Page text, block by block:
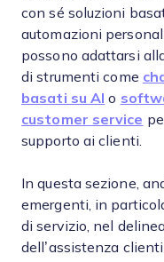
con sé soluzioni
automazioni
possono adattarsi
di strumenti come
basati su AI o
customer service
supporto ai clienti.
In questa sezione,
emergenti, in
di servizio, nel
dell’assistenza